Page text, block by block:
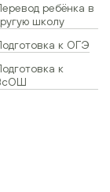
ребёнка в
школу
к ОГЭ
к